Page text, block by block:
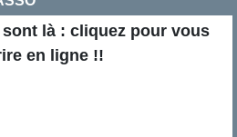
là : cliquez pour vous
en ligne !!